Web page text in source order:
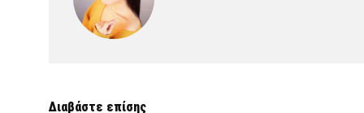
Διαβάστε επίσης